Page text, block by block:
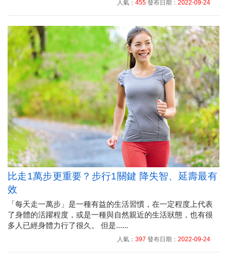
人氣： 455 發布日期： 2022-09-24
比走1萬步更重要？步行1關鍵 降失智、延壽最有
效
「每天走一萬步」是一種有益的生活習慣，在一定程度上代表
了身體的活躍程度，或是一種與自然親近的生活狀態，也有很
多人已經身體力行了很久。 但是......
人氣： 397 發布日期： 2022-09-24